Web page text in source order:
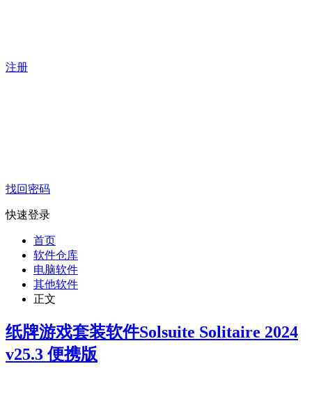
注册
找回密码
快速登录
首页
软件仓库
电脑软件
其他软件
正文
纸牌游戏套装软件Solsuite Solitaire 2024
v25.3 便携版